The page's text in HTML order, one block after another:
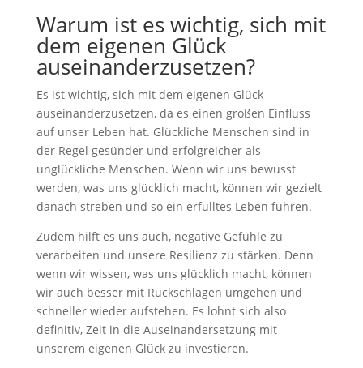
Warum ist es wichtig, sich mit
dem eigenen Glück
auseinanderzusetzen?
Es ist wichtig, sich mit dem eigenen Glück
auseinanderzusetzen, da es einen großen Einfluss
auf unser Leben hat. Glückliche Menschen sind in
der Regel gesünder und erfolgreicher als
unglückliche Menschen. Wenn wir uns bewusst
werden, was uns glücklich macht, können wir gezielt
danach streben und so ein erfülltes Leben führen.
Zudem hilft es uns auch, negative Gefühle zu
verarbeiten und unsere Resilienz zu stärken. Denn
wenn wir wissen, was uns glücklich macht, können
wir auch besser mit Rückschlägen umgehen und
schneller wieder aufstehen. Es lohnt sich also
definitiv, Zeit in die Auseinandersetzung mit
unserem eigenen Glück zu investieren.